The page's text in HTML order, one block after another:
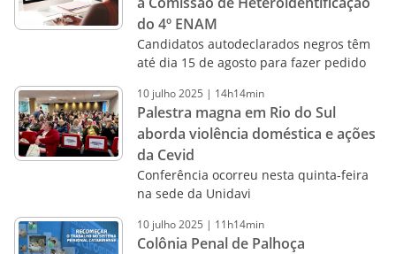
do 4º ENAM
Candidatos autodeclarados negros têm
até dia 15 de agosto para fazer pedido
10 julho2025 | 14h14min
Palestra magna em Rio do Sul
aborda violência doméstica e ações
da Cevid
Conferência ocorreu nesta quinta-feira
na sede da Unidavi
10 julho2025 | 11h14min
Colônia Penal de Palhoça